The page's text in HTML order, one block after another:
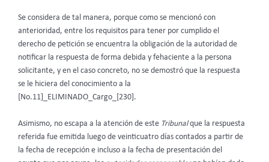
Se considera de tal manera, porque como se mencionó con
anterioridad, entre los requisitos para tener por cumplido el
derecho de petición se encuentra la obligación de la autoridad de
notificar la respuesta de forma debida y fehaciente a la persona
solicitante, y en el caso concreto, no se demostró que la respuesta
se le hiciera del conocimiento a la
[No.11]_ELIMINADO_Cargo_[230].
Asimismo, no escapa a la atención de este Tribunalque la respuesta
referida fue emitida luego de veinticuatro días contados a partir de
la fecha de recepción e incluso a la fecha de presentación del